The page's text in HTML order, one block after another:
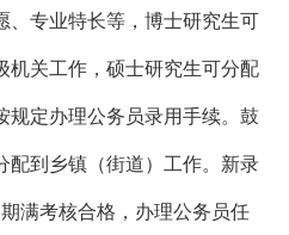
、专业特长等，博士研究生可
机关工作，硕士研究生可分配
规定办理公务员录用手续。鼓
配到乡镇（街道）工作。新录
满考核合格，办理公务员任